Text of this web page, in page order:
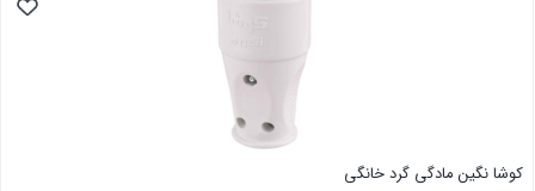
کوشا نگین مادگی گرد خانگی